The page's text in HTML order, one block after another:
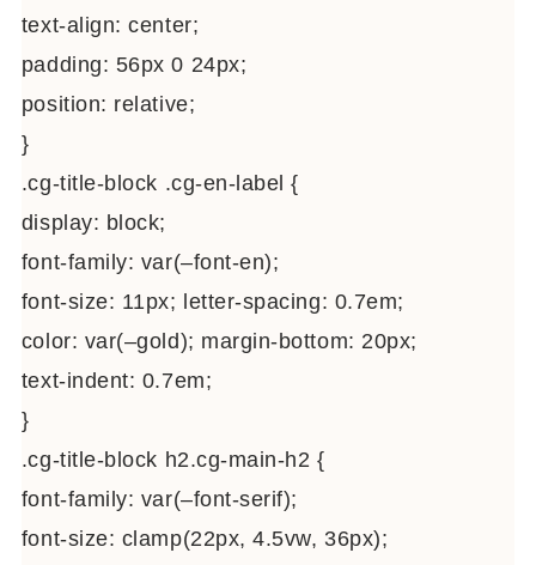
text-align: center;
padding: 56px 0 24px;
position: relative;
}
.cg-title-block .cg-en-label {
display: block;
font-family: var(–font-en);
font-size: 11px; letter-spacing: 0.7em;
color: var(–gold); margin-bottom: 20px;
text-indent: 0.7em;
}
.cg-title-block h2.cg-main-h2 {
font-family: var(–font-serif);
font-size: clamp(22px, 4.5vw, 36px);